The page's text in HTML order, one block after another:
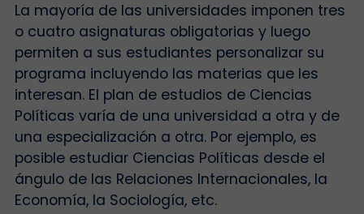
La mayoría de las universidades imponen tres
o cuatro asignaturas obligatorias y luego
permiten a sus estudiantes personalizar su
programa incluyendo las materias que les
interesan. El plan de estudios de Ciencias
Políticas varía de una universidad a otra y de
una especialización a otra. Por ejemplo, es
posible estudiar Ciencias Políticas desde el
ángulo de las Relaciones Internacionales, la
Economía, la Sociología, etc.